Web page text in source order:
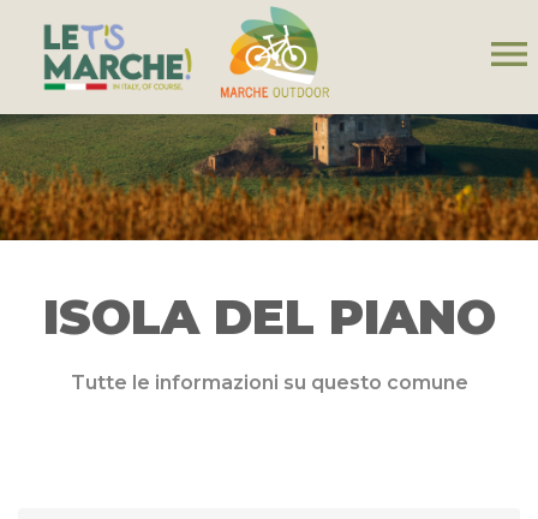
menu
ISOLA DEL PIANO
Tutte le informazioni su questo comune